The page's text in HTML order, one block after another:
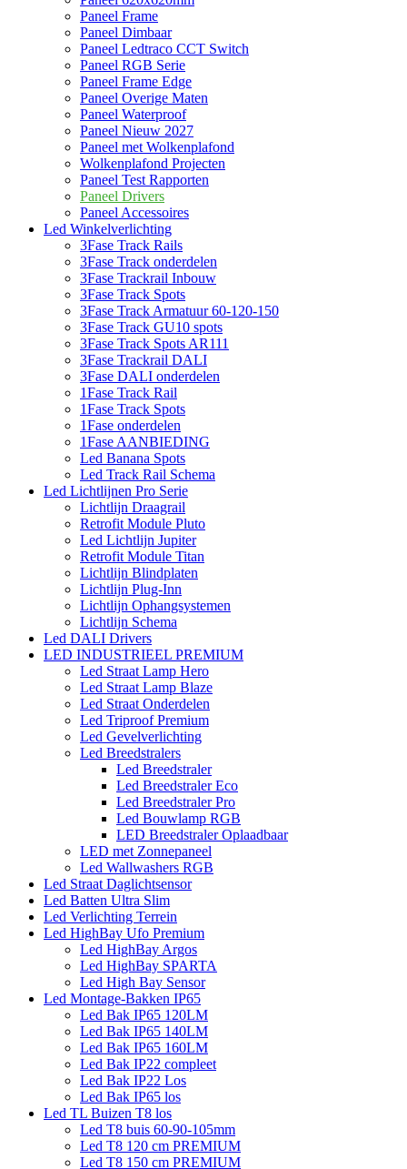
Paneel Frame
Paneel Dimbaar
Paneel Ledtraco CCT Switch
Paneel RGB Serie
Paneel Frame Edge
Paneel Overige Maten
Paneel Waterproof
Paneel Nieuw 2027
Paneel met Wolkenplafond
Wolkenplafond Projecten
Paneel Test Rapporten
Paneel Drivers
Paneel Accessoires
Led Winkelverlichting
3Fase Track Rails
3Fase Track onderdelen
3Fase Trackrail Inbouw
3Fase Track Spots
3Fase Track Armatuur 60-120-150
3Fase Track GU10 spots
3Fase Track Spots AR111
3Fase Trackrail DALI
3Fase DALI onderdelen
1Fase Track Rail
1Fase Track Spots
1Fase onderdelen
1Fase AANBIEDING
Led Banana Spots
Led Track Rail Schema
Led Lichtlijnen Pro Serie
Lichtlijn Draagrail
Retrofit Module Pluto
Led Lichtlijn Jupiter
Retrofit Module Titan
Lichtlijn Blindplaten
Lichtlijn Plug-Inn
Lichtlijn Ophangsystemen
Lichtlijn Schema
Led DALI Drivers
LED INDUSTRIEEL PREMIUM
Led Straat Lamp Hero
Led Straat Lamp Blaze
Led Straat Onderdelen
Led Triproof Premium
Led Gevelverlichting
Led Breedstralers
Led Breedstraler
Led Breedstraler Eco
Led Breedstraler Pro
Led Bouwlamp RGB
LED Breedstraler Oplaadbaar
LED met Zonnepaneel
Led Wallwashers RGB
Led Straat Daglichtsensor
Led Batten Ultra Slim
Led Verlichting Terrein
Led HighBay Ufo Premium
Led HighBay Argos
Led HighBay SPARTA
Led High Bay Sensor
Led Montage-Bakken IP65
Led Bak IP65 120LM
Led Bak IP65 140LM
Led Bak IP65 160LM
Led Bak IP22 compleet
Led Bak IP22 Los
Led Bak IP65 los
Led TL Buizen T8 los
Led T8 buis 60-90-105mm
Led T8 120 cm PREMIUM
Led T8 150 cm PREMIUM